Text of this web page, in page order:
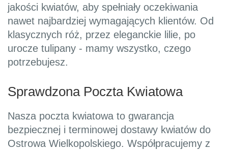
jakości kwiatów, aby spełniały oczekiwania
nawet najbardziej wymagających klientów. Od
klasycznych róż, przez eleganckie lilie, po
urocze tulipany - mamy wszystko, czego
potrzebujesz.
Sprawdzona Poczta Kwiatowa
Nasza poczta kwiatowa to gwarancja
bezpiecznej i terminowej dostawy kwiatów do
Ostrowa Wielkopolskiego. Współpracujemy z